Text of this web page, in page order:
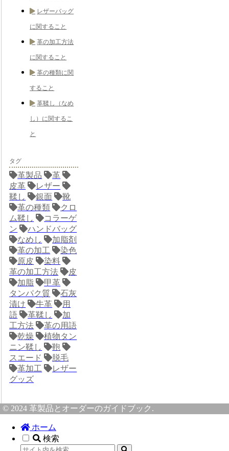
レザーバッグ
に関すること
革の加工方法
に関すること
革の種類に関
すること
革鞣し（なめ
し）に関するこ
と
タグ
革製品
革
皮革
レザー
鞣し
銀面
靴
革の種類
クロ
ム鞣し
コラーゲ
ン
ハンドバッグ
なめし
加脂剤
革の加工
染色
原皮
染料
革の加工方法
皮
加脂
甲革
タンパク質
石灰
漬け
牛革
用
語
革鞣し
加
工方法
革の用語
乾燥
植物タン
ニン鞣し
鞄
スエード
脱毛
革加工
レザー
グッズ
© 2024 革製品とオーダーのガイドブック.
ホーム
検索